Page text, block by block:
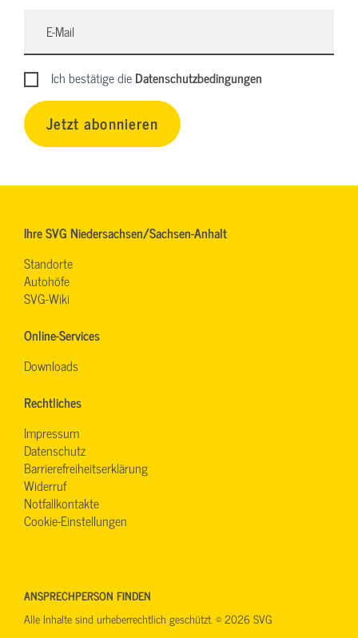
Ich bestätige dieDatenschutzbedingungen
Jetzt abonnieren
Ihre SVG Niedersachsen/Sachsen-Anhalt
Standorte
Autohöfe
SVG-Wiki
Online-Services
Downloads
Rechtliches
Impressum
Datenschutz
Barrierefreiheitserklärung
Widerruf
Notfallkontakte
Cookie-Einstellungen
ANSPRECHPERSON FINDEN
Alle Inhalte sind urheberrechtlich geschützt. © 2026 SVG